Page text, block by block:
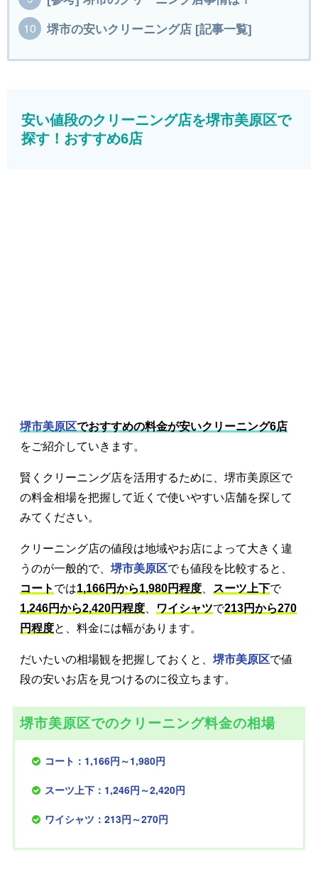
堺市の安いクリーニング店 [記事一覧]
安い値段のクリーニング店を堺市美原区で
探す！おすすめ6店
堺市美原区でおすすめの料金が安いクリーニング6店
をご紹介していきます。
賢くクリーニング店を活用するために、堺市美原区で
の料金相場を把握して近くで使いやすい店舗を探して
みてください。
クリーニング店の値段は地域やお店によって大きく違
うのが一般的で、 堺市美原区でも値段を比較すると、
コート では1,166円から1,980円程度 スーツ上下で
1,246円から2,420円程度
ワイシャツで213円から270
円程度と、料金には幅があります。
だいたいの相場観を把握しておくと、 堺市美原区で値
段の安いお店を見つけるのに役立ちます。
堺市美原区でのクリーニング料金の相場
コート：1,166円～1,980円
スーツ上下：1,246円～2,420円
ワイシャツ：213円～270円